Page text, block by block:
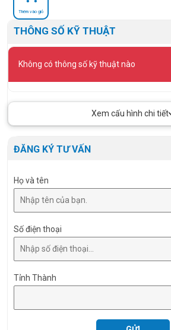
Thêm vào giỏ
THÔNG SỐ KỸ THUẬT
Không có thông số kỹ thuật nào
Xem cấu hình chi tiết
ĐĂNG KÝ TƯ VẤN
Họ và tên
Số điện thoại
Tỉnh Thành